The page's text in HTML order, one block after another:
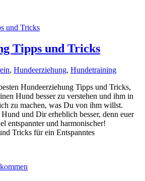
Tipps und Tricks
, Hundeerziehung, Hundetraining
Hundeerziehung Tipps und Tricks,
Hund besser zu verstehen und ihm in
zu machen, was Du von ihm willst.
und Dir erheblich besser, denn euer
entspannter und harmonischer!
Tricks für ein Entspanntes